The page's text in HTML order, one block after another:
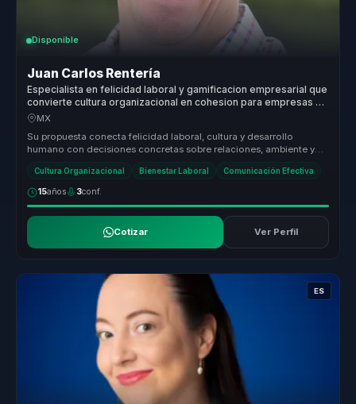
Disponible
Juan Carlos Rentería
Especialista en felicidad laboral y gamificacion empresarial que
convierte cultura organizacional en cohesion para empresas y
equipos.
MX
Su propuesta conecta felicidad laboral, cultura y desarrollo
humano con decisiones concretas sobre relaciones, ambiente y
Cultura Organizacional Bienestar Laboral Comunicación Efectiva
15años 3conf.
Cotizar Ver Perfil
ES